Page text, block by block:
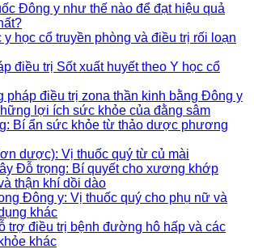
Đông y như thế nào để đạt hiệu quả
y học cổ truyền phòng và điều trị rối loạn
điều trị Sốt xuất huyết theo Y học cổ
pháp điều trị zona thần kinh bằng Đông y
lợi ích sức khỏe của đằng sâm
Bí ẩn sức khỏe từ thảo dược phương
dược): Vị thuốc quý từ củ mài
Đỗ trọng: Bí quyết cho xương khớp
thận khí dồi dào
Đông y: Vị thuốc quý cho phụ nữ và
khác
trợ điều trị bệnh đường hô hấp và các
khác